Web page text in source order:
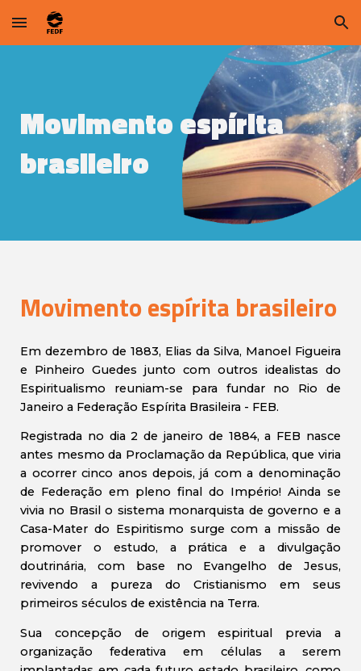
Skip to main content Skip to navigation
Movimento espírita
brasileiro
Movimento espírita brasileiro
Em dezembro de 1883, Elias da Silva, Manoel Figueira
e Pinheiro Guedes junto com outros idealistas do
Espiritualismo reuniam-se para fundar no Rio de
Janeiro a Federação Espírita Brasileira - FEB.
Registrada no dia 2 de janeiro de 1884, a FEB nasce
antes mesmo da Proclamação da República, que viria
a ocorrer cinco anos depois, já com a denominação
de Federação em pleno final do Império! Ainda se
vivia no Brasil o sistema monarquista de governo e a
Casa-Mater do Espiritismo surge com a missão de
promover o estudo, a prática e a divulgação
doutrinária, com base no Evangelho de Jesus,
revivendo a pureza do Cristianismo em seus
primeiros séculos de existência na Terra.
Sua concepção de origem espiritual previa a
organização federativa em células a serem